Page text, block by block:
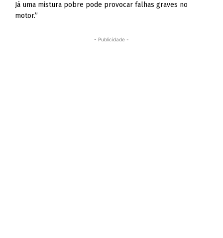
Já uma mistura pobre pode provocar falhas graves no
motor.”
- Publicidade -